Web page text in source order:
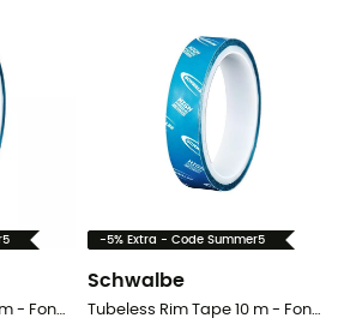
Tubeless Rim Tape 10 m - Fond de jante vélo
-5% Extra - Code Summer5
Schwalbe
Tubeless Rim Tape 10 m - Fond de jante vélo